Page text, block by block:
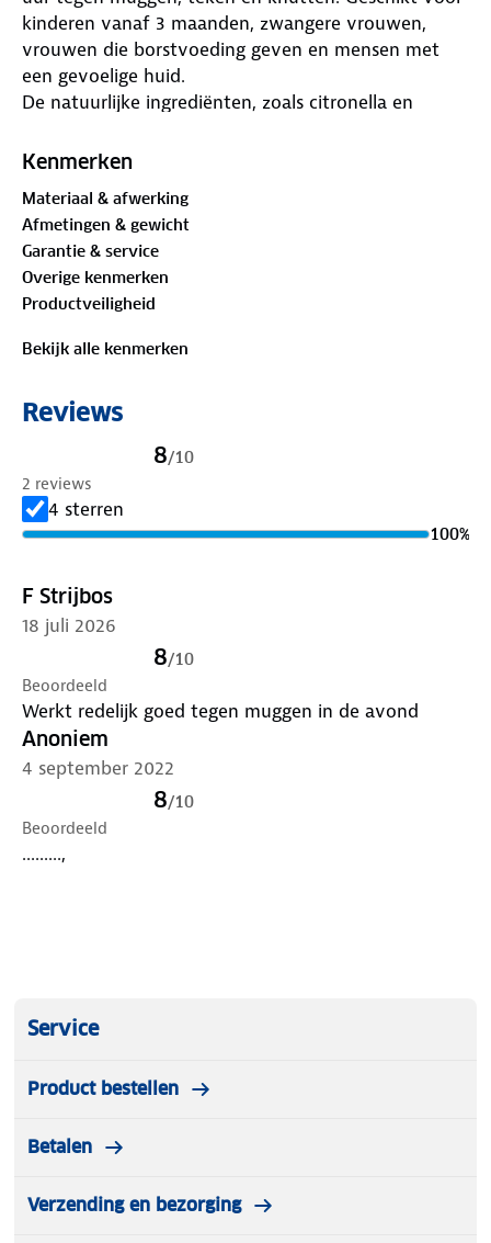
kinderen vanaf 3 maanden, zwangere vrouwen,
vrouwen die borstvoeding geven en mensen met
een gevoelige huid.
De natuurlijke ingrediënten, zoals citronella en
betrouwbare keuze zonder schadelijke stoffen.
Controleer de houdbaarheidsdatum onderaan de
verpakking.
Kenmerken
Materiaal & afwerking
Afmetingen & gewicht
Garantie & service
Overige kenmerken
Productveiligheid
Bekijk alle kenmerken
Reviews
8/10
2 reviews
4 sterren
100%
F Strijbos
18 juli 2026
8/10
Beoordeeld
Werkt redelijk goed tegen muggen in de avond
Anoniem
4 september 2022
8/10
Beoordeeld
.........,
Service
Product bestellen
Betalen
Verzending en bezorging